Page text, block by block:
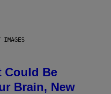
IMAGES
Could Be
Brain, New